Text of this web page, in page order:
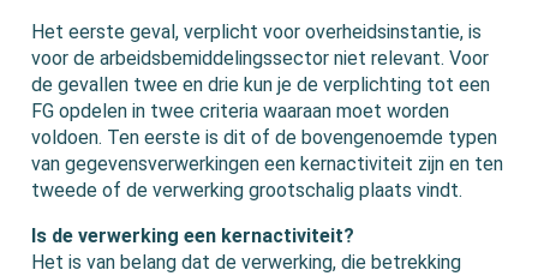
Het eerste geval, verplicht voor overheidsinstantie, is
voor de arbeidsbemiddelingssector niet relevant. Voor
de gevallen twee en drie kun je de verplichting tot een
FG opdelen in twee criteria waaraan moet worden
voldoen. Ten eerste is dit of de bovengenoemde typen
van gegevensverwerkingen een kernactiviteit zijn en ten
tweede of de verwerking grootschalig plaats vindt.
Is de verwerking een kernactiviteit?
Het is van belang dat de verwerking, die betrekking